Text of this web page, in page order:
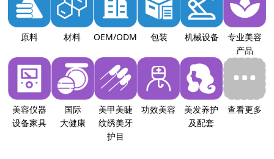
原料 材料 OEM/ODM 包装 机械设备
专业美容
产品
美容仪器
设备家具
国际
大健康
美甲美睫
纹绣美牙
护目
功效美容
美发养护
及配套
查看更多